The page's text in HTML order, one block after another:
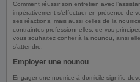
Comment réussir son entretien avec
impérativement s'effectuer en présence de
ses réactions, mais aussi celles de la
contraintes professionnelles, de vos
vous souhaitez confier à la nounou, ainsi
s’attendre.
Employer une nounou
Engager une nourrice à domicile signifie